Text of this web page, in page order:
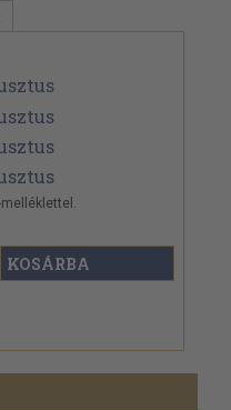
melléklettel.
KOSÁRBA